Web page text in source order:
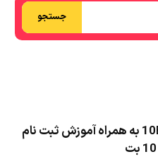
جستجو
آدرس جدید 10Bet به همراه آموزش ثبت نام